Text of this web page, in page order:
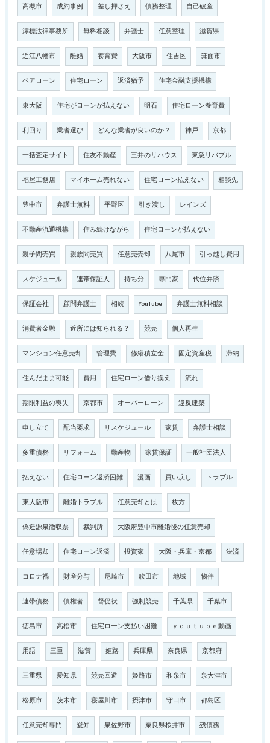
高槻市 成約事例 差し押さえ 債務整理 自己破産
澪標法律事務所 無料相談 弁護士 任意整理 滋賀県
近江八幡市 離婚 養育費 大阪市 住吉区 箕面市
ペアローン 住宅ローン 返済猶予 住宅金融支援機構
東大阪 住宅がローンが払えない 明石 住宅ローン養育費
利回り 業者選び どんな業者が良いのか？ 神戸 京都
一括査定サイト 住友不動産 三井のリハウス 東急リバブル
福屋工務店 マイホーム売れない 住宅ローン払えない 相談先
豊中市 弁護士無料 平野区 引き渡し レインズ
不動産流通機構 住み続けながら 住宅ローンが払えない
親子間売買 親族間売買 任意売売却 八尾市 引っ越し費用
スケジュール 連帯保証人 持ち分 専門家 代位弁済
保証会社 顧問弁護士 相続 YouTube 弁護士無料相談
消費者金融 近所には知られる？ 競売 個人再生
マンション任意売却 管理費 修繕積立金 固定資産税 滞納
住んだまま可能 費用 住宅ローン借り換え 流れ
期限利益の喪失 京都市 オーバーローン 違反建築
申し立て 配当要求 リスケジュール 家賃 弁護士相談
多重債務 リフォーム 動産物 家賃保証 一般社団法人
払えない 住宅ローン返済困難 漫画 買い戻し トラブル
東大阪市 離婚トラブル 任意売却とは 枚方
偽造源泉徴収票 裁判所 大阪府豊中市離婚後の任意売却
任意場却 住宅ローン返済 投資家 大阪・兵庫・京都 決済
コロナ禍 財産分与 尼崎市 吹田市 地域 物件
連帯債務 債権者 督促状 強制競売 千葉県 千葉市
徳島市 高松市 住宅ローン支払い困難 ｙｏｕｔｕｂｅ動画
用語 三重 滋賀 姫路 兵庫県 奈良県 京都府
三重県 愛知県 競売回避 姫路市 和泉市 泉大津市
松原市 茨木市 寝屋川市 摂津市 守口市 都島区
任意売却専門 愛知 泉佐野市 奈良県桜井市 残債務